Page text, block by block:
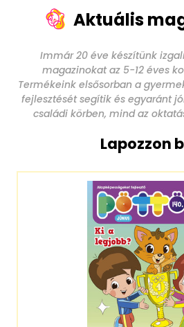
Aktuális
Immár 20 éve készítünk
magazinokat az 5-12 éves
Termékeink elsősorban a
fejlesztését segítik és egyaránt
családi körben, mind az
Lapozzon